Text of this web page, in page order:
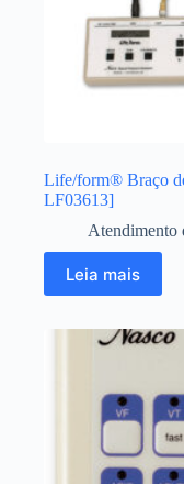
Life/form® Braço
LF03613]
Atendimento
Leia mais